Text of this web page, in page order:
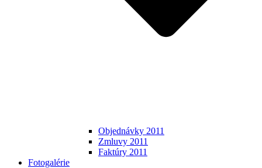
Objednávky 2011
Zmluvy 2011
Faktúry 2011
Fotogalérie